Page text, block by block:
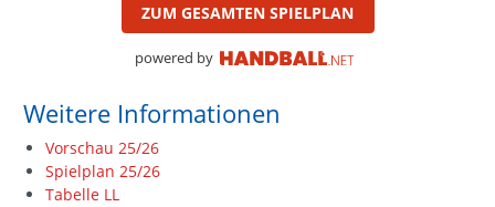
ZUM GESAMTEN SPIELPLAN
powered by
Weitere Informationen
Vorschau 25/26
Spielplan 25/26
Tabelle LL